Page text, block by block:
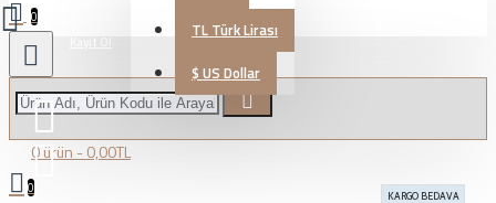
TL Türk Lirası
$ US Dollar
0
0 ürün - 0,00TL
0 KARGO BEDAVA